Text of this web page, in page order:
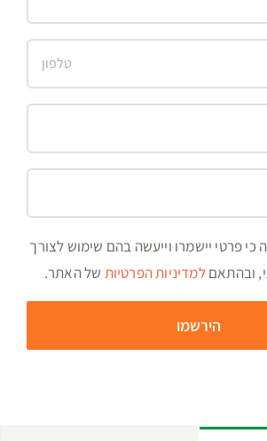
כי פרטי יישמרו וייעשה בהם שימוש לצורך
ובהתאםלמדיניות הפרטיות של האתר.